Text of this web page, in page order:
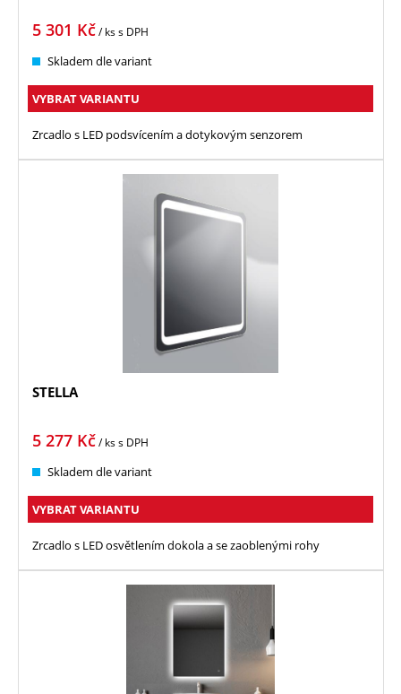
5 301 Kč/ kss DPH
Skladem dle variant
VYBRAT VARIANTU
Zrcadlo s LED podsvícením a dotykovým senzorem
STELLA
5 277 Kč/ kss DPH
Skladem dle variant
VYBRAT VARIANTU
Zrcadlo s LED osvětlením dokola a se zaoblenými rohy